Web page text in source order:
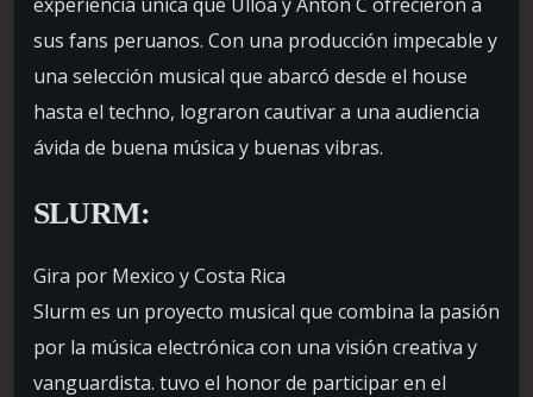
sus fans peruanos. Con una producción impecable y
una selección musical que abarcó desde el house
hasta el techno, lograron cautivar a una audiencia
ávida de buena música y buenas vibras.
SLURM:
Gira por Mexico y Costa Rica
Slurm es un proyecto musical que combina la pasión
por la música electrónica con una visión creativa y
vanguardista. tuvo el honor de participar en el